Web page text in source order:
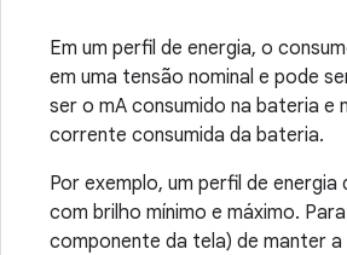
Em um perfil de energia, o
em uma tensão nominal e pode
ser o mA consumido na bateria e
corrente consumida da bateria.
Por exemplo, um perfil de
com brilho mínimo e máximo.
componente da tela) de manter